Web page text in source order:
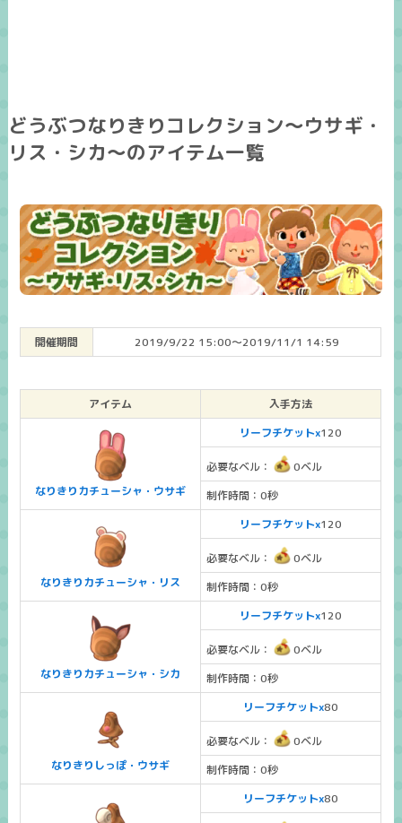
どうぶつなりきりコレクション～ウサギ・
リス・シカ～のアイテム一覧
開催期間 2019/9/22 15:00～2019/11/1 14:59
アイテム 入手方法
なりきりカチューシャ・ウサギ
リーフチケットx120
必要なベル：
0ベル
制作時間：0秒
なりきりカチューシャ・リス
リーフチケットx120
必要なベル：
0ベル
制作時間：0秒
なりきりカチューシャ・シカ
リーフチケットx120
必要なベル：
0ベル
制作時間：0秒
なりきりしっぽ・ウサギ
リーフチケットx80
必要なベル：
0ベル
制作時間：0秒
リーフチケットx80